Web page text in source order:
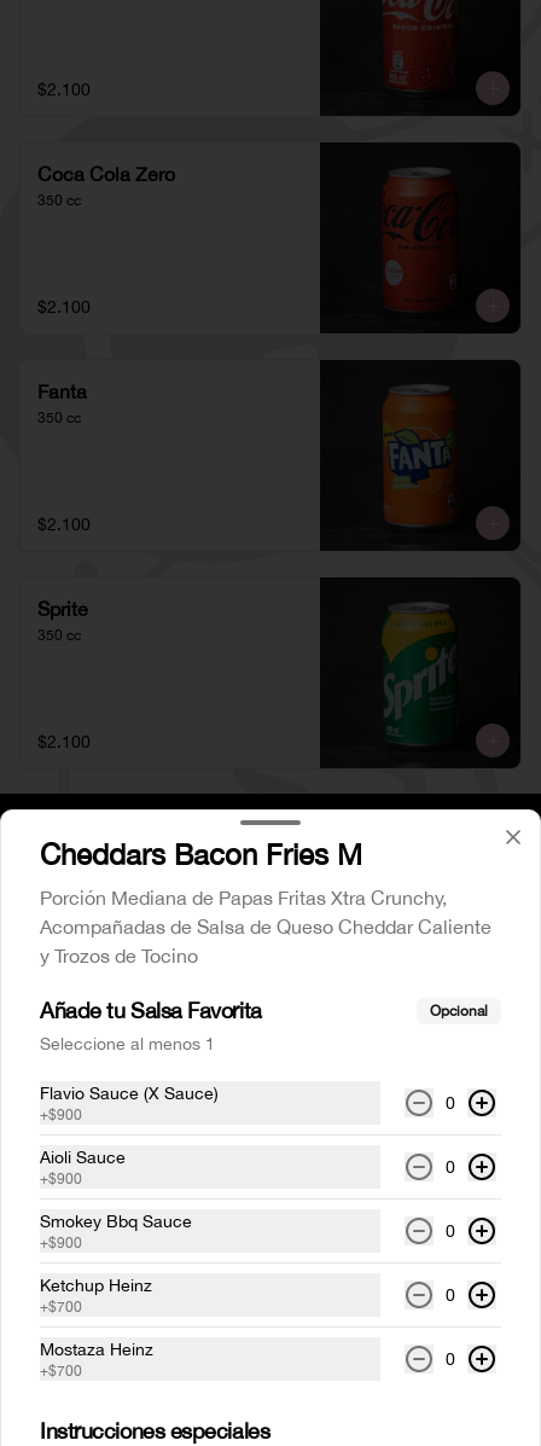
$2.100
Coca Cola Zero
350 cc
$2.100
Fanta
350 cc
$2.100
Sprite
350 cc
$2.100
Conócenos
Despacho
Politica de Consumidor y Campaña
Política de privacidad y tratamiento de datos personales
Términos y condiciones
Política de privacidad
Redes sociales
Cheddars Bacon Fries M
Porción Mediana de Papas Fritas Xtra Crunchy,
Acompañadas de Salsa de Queso Cheddar Caliente
y Trozos de Tocino
Añade tu Salsa Favorita Opcional
Seleccione al menos 1
Flavio Sauce (X Sauce)
+$900
0
Aioli Sauce
+$900
0
Smokey Bbq Sauce
+$900
0
Ketchup Heinz
+$700
0
Mostaza Heinz
+$700
0
Instrucciones especiales